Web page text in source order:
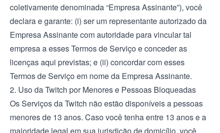
coletivamente denominada “Empresa Assinante”), você
declara e garante: (i) ser um representante autorizado da
Empresa Assinante com autoridade para vincular tal
empresa a esses Termos de Serviço e conceder as
licenças aqui previstas; e (ii) concordar com esses
Termos de Serviço em nome da Empresa Assinante.
2. Uso da Twitch por Menores e Pessoas Bloqueadas
Os Serviços da Twitch não estão disponíveis a pessoas
menores de 13 anos. Caso você tenha entre 13 anos e a